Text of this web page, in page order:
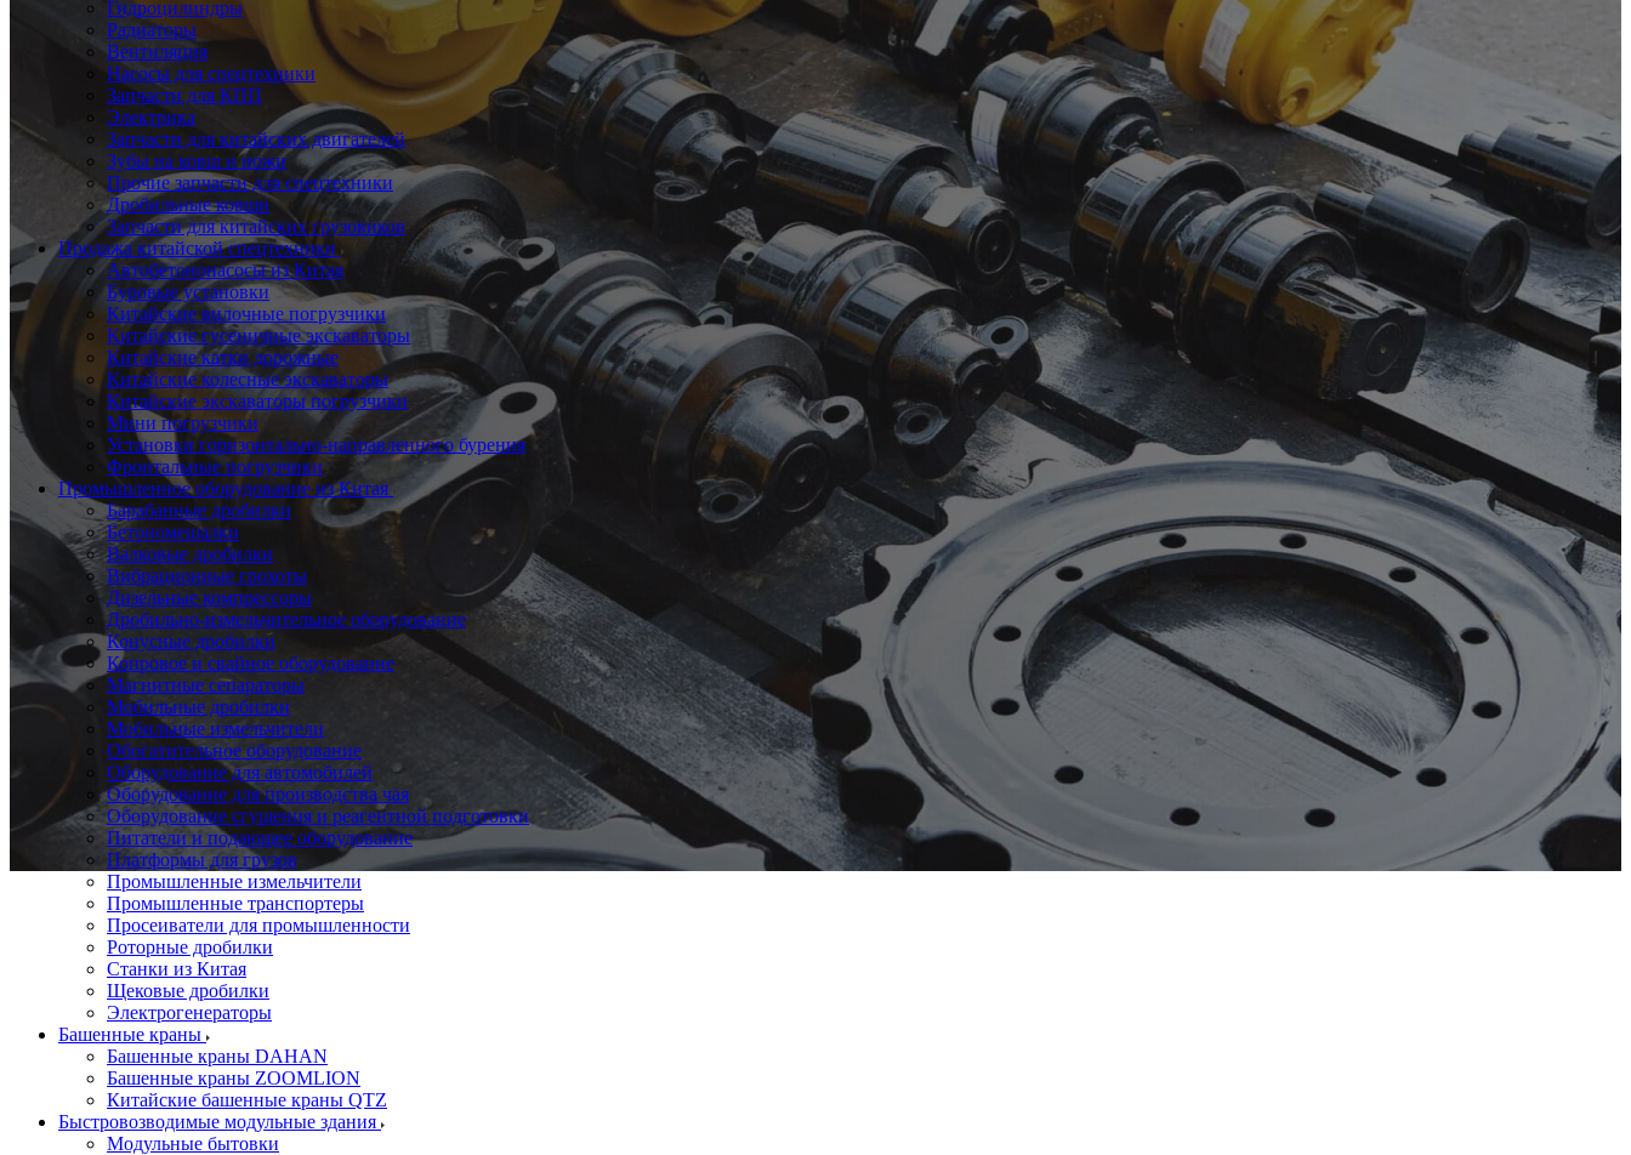
Гидроцилиндры
Радиаторы
Вентиляция
Насосы для спецтехники
Запчасти для КПП
Электрика
Запчасти для китайских двигателей
Зубы на ковш и ножи
Прочие запчасти для спецтехники
Дробильные ковши
Запчасти для китайских грузовиков
Продажа китайской спецтехники
Автобетононасосы из Китая
Буровые установки
Китайские вилочные погрузчики
Китайские гусеничные экскаваторы
Китайские катки дорожные
Китайские колесные экскаваторы
Китайские экскаваторы погрузчики
Мини погрузчики
Установки горизонтально-направленного бурения
Фронтальные погрузчики
Промышленное оборудование из Китая
Барабанные дробилки
Бетономешалки
Валковые дробилки
Вибрационные грохоты
Дизельные компрессоры
Дробильно-измельчительное оборудование
Конусные дробилки
Копровое и свайное оборудование
Магнитные сепараторы
Мобильные дробилки
Мобильные измельчители
Обогатительное оборудование
Оборудование для автомобилей
Оборудование для производства чая
Оборудование сгущения и реагентной подготовки
Питатели и подающее оборудование
Платформы для грузов
Промышленные измельчители
Промышленные транспортеры
Просеиватели для промышленности
Роторные дробилки
Станки из Китая
Щековые дробилки
Электрогенераторы
Башенные краны
Башенные краны DAHAN
Башенные краны ZOOMLION
Китайские башенные краны QTZ
Быстровозводимые модульные здания
Модульные бытовки